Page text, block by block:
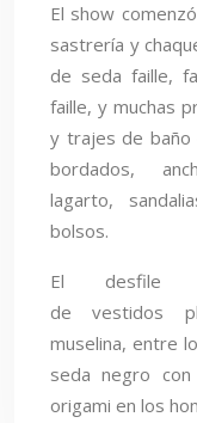
El show
sastrería y
de seda faille,
faille, y muchas
y trajes de baño
bordados,
lagarto,
bolsos.
El desfile
de vestidos
muselina, entre
seda negro
origami en los